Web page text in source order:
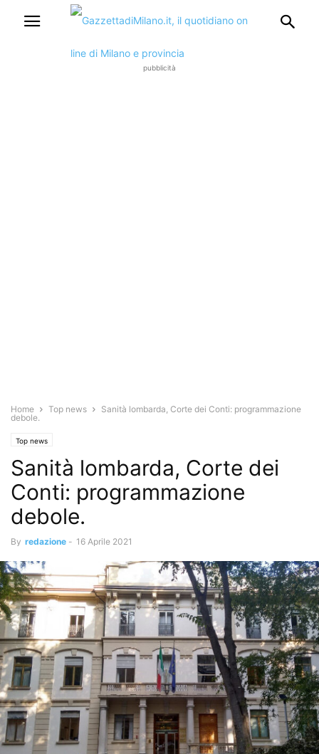
pubblicità
Home Top news
Sanità lombarda, Corte dei Conti: programmazione
debole.
Top news
Sanità lombarda, Corte dei
Conti: programmazione
debole.
By redazione - 16 Aprile 2021